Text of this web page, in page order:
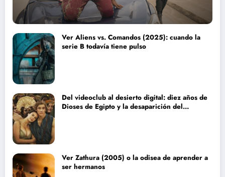
Ver Aliens vs. Comandos (2025): cuando la
serie B todavía tiene pulso
Del videoclub al desierto digital: diez años de
Dioses de Egipto y la desaparición del
Ver Zathura (2005) o la odisea de aprender a
ser hermanos